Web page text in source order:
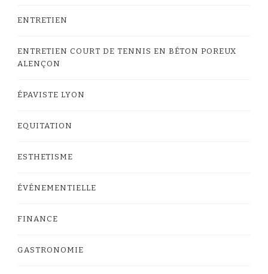
ENTRETIEN
ENTRETIEN COURT DE TENNIS EN BÉTON POREUX
ALENÇON
ÉPAVISTE LYON
EQUITATION
ESTHETISME
ÉVÉNEMENTIELLE
FINANCE
GASTRONOMIE